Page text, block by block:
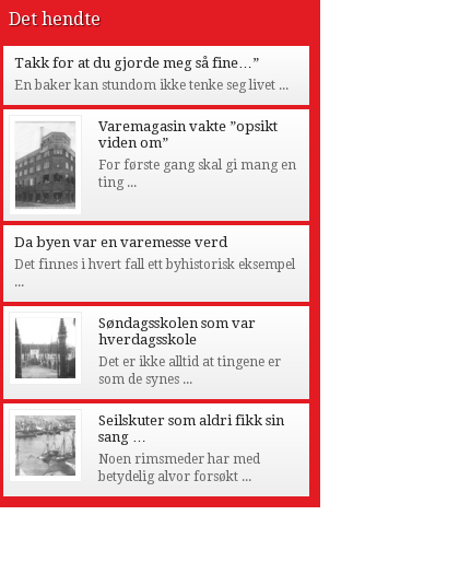
Det hendte
Takk for at du gjorde meg så fine…”
En baker kan stundom ikke tenke seg livet ...
Varemagasin vakte ”opsikt
viden om”
For første gang skal gi mang en
ting ...
Da byen var en varemesse verd
Det finnes i hvert fall ett byhistorisk eksempel
...
Søndagsskolen som var
hverdagsskole
Det er ikke alltid at tingene er
som de synes ...
Seilskuter som aldri fikk sin
sang …
Noen rimsmeder har med
betydelig alvor forsøkt ...